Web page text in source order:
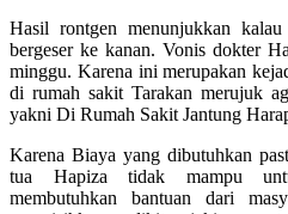
Hasil rontgen menunjukkan
bergeser ke kanan. Vonis dokter
minggu. Karena ini merupakan
di rumah sakit Tarakan merujuk
yakni Di Rumah Sakit Jantung
Karena Biaya yang dibutuhkan
tua Hapiza tidak mampu
membutuhkan bantuan dari